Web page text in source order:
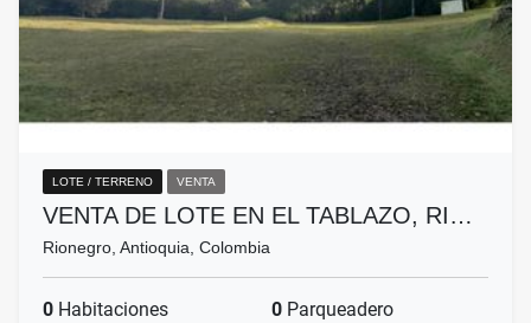
LOTE / TERRENO VENTA
VENTA DE LOTE EN EL TABLAZO, RI…
Rionegro, Antioquia, Colombia
0 Habitaciones 0 Parqueadero